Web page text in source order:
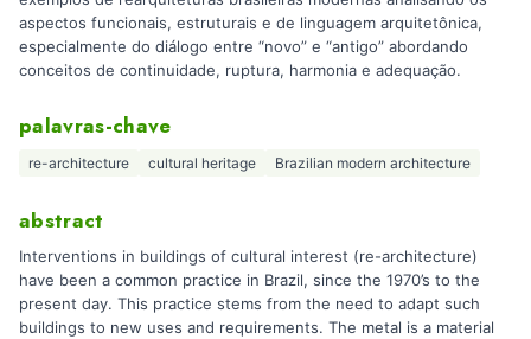
aspectos funcionais, estruturais e de linguagem arquitetônica,
especialmente do diálogo entre “novo” e “antigo” abordando
conceitos de continuidade, ruptura, harmonia e adequação.
palavras-chave
re-architecture cultural heritage Brazilian modern architecture
abstract
Interventions in buildings of cultural interest (re-architecture)
have been a common practice in Brazil, since the 1970’s to the
present day. This practice stems from the need to adapt such
buildings to new uses and requirements. The metal is a material